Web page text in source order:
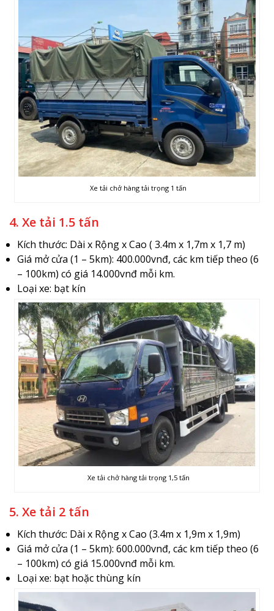
Xe tải chở hàng tải trọng 1 tấn
4. Xe tải 1.5 tấn
Kích thước: Dài x Rộng x Cao ( 3.4m x 1,7m x 1,7 m)
Giá mở cửa (1 – 5km): 400.000vnđ, các km tiếp theo (6
– 100km) có giá 14.000vnđ mỗi km.
Loại xe: bạt kín
Xe tải chở hàng tải trọng 1,5 tấn
5. Xe tải 2 tấn
Kích thước: Dài x Rộng x Cao (3.4m x 1,9m x 1,9m)
Giá mở cửa (1 – 5km): 600.000vnđ, các km tiếp theo (6
– 100km) có giá 15.000vnđ mỗi km.
Loại xe: bạt hoặc thùng kín